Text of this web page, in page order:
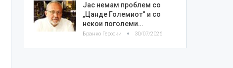
Јас немам проблем со
„Цанде Големиот“ и со
некои поголеми…
Бранко Героски 30/07/2026